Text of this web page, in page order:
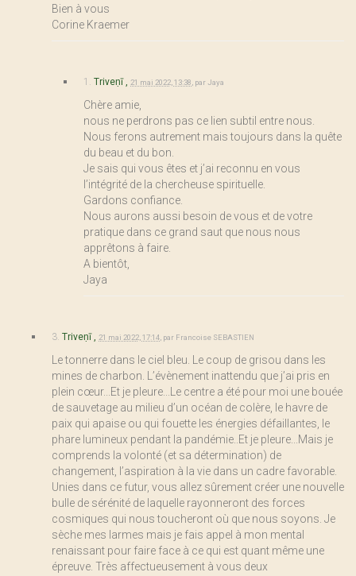
Bien à vous
Corine Kraemer
1. Triveṇī , 21 mai 2022, 13:38 parJaya
Chère amie,
nous ne perdrons pas ce lien subtil entre nous.
Nous ferons autrement mais toujours dans la quête
du beau et du bon.
Je sais qui vous êtes et j’ai reconnu en vous
l’intégrité de la chercheuse spirituelle.
Gardons confiance.
Nous aurons aussi besoin de vous et de votre
pratique dans ce grand saut que nous nous
apprêtons à faire.
A bientôt,
Jaya
3. Triveṇī , 21 mai 2022, 17:14 par Francoise SEBASTIEN
Le tonnerre dans le ciel bleu. Le coup de grisou dans les
mines de charbon. L’évènement inattendu que j’ai pris en
plein cœur...Et je pleure...Le centre a été pour moi une bouée
de sauvetage au milieu d’un océan de colère, le havre de
paix qui apaise ou qui fouette les énergies défaillantes, le
phare lumineux pendant la pandémie..Et je pleure...Mais je
comprends la volonté (et sa détermination) de
changement, l’aspiration à la vie dans un cadre favorable.
Unies dans ce futur, vous allez sûrement créer une nouvelle
bulle de sérénité de laquelle rayonneront des forces
cosmiques qui nous toucheront où que nous soyons. Je
sèche mes larmes mais je fais appel à mon mental
renaissant pour faire face à ce qui est quant même une
épreuve. Très affectueusement à vous deux